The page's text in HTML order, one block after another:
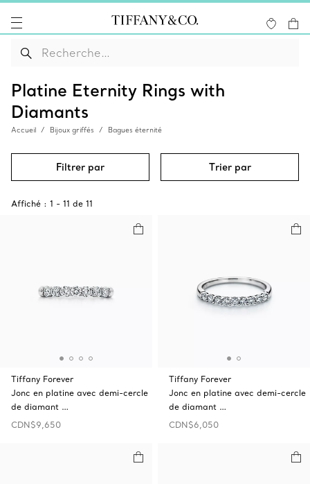
Platine Eternity Rings with
Diamants
Accueil Bijoux griffés Bagues éternité
Filtrer par Trier par
Affiché : 1 - 11 de 11
Tiffany Forever
Jonc en platine avec demi-cercle
de diamant …
CDN$9,650
Tiffany Forever
Jonc en platine avec demi-cercle
de diamant …
CDN$6,050